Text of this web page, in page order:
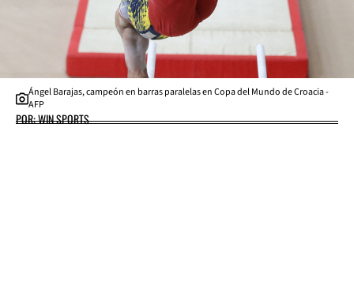
Ángel Barajas, campeón en barras paralelas en Copa del Mundo de Croacia -
AFP
POR: WIN SPORTS